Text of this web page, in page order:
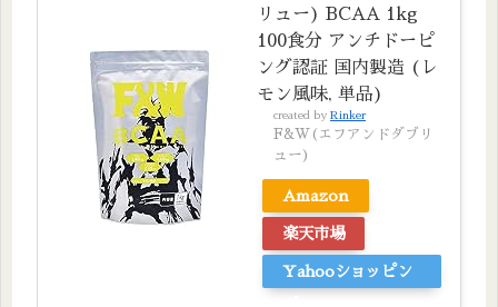
リュー) BCAA 1kg
100食分 アンチドーピ
ング認証 国内製造 (レ
モン風味, 単品)
created by Rinker
F&W(エフアンドダブリ
ュー)
Amazon
楽天市場
Yahooショッピン